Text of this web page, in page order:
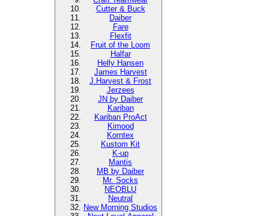
Cutter & Buck
Daiber
Fare
Flexfit
Fruit of the Loom
Halfar
Helly Hansen
James Harvest
J.Harvest & Frost
Jerzees
JN by Daiber
Kariban
Kariban ProAct
Kimood
Korntex
Kustom Kit
K-up
Mantis
MB by Daiber
Mr. Socks
NEOBLU
Neutral
New Morning Studios